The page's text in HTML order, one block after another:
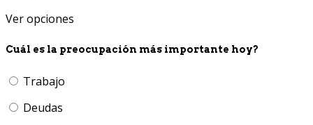
Ver opciones
Cuál es la preocupación más importante hoy?
Trabajo
Deudas